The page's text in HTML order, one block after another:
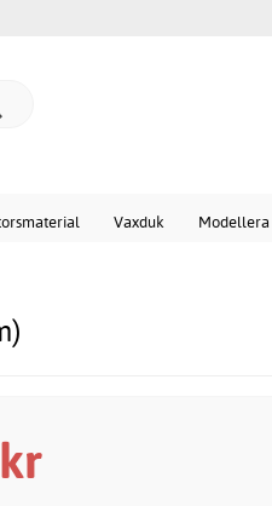
Vaxduk Modellera
kr